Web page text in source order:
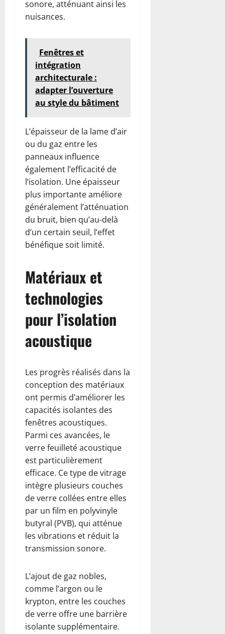
sonore, atténuant ainsi les
nuisances.
Fenêtres et
intégration
architecturale :
adapter l’ouverture
au style du bâtiment
L’épaisseur de la lame d’air
ou du gaz entre les
panneaux influence
également l’efficacité de
l’isolation. Une épaisseur
plus importante améliore
généralement l’atténuation
du bruit, bien qu’au-delà
d’un certain seuil, l’effet
bénéfique soit limité.
Matériaux et
technologies
pour l’isolation
acoustique
Les progrès réalisés dans la
conception des matériaux
ont permis d’améliorer les
capacités isolantes des
fenêtres acoustiques.
Parmi ces avancées, le
verre feuilleté acoustique
est particulièrement
efficace. Ce type de vitrage
intègre plusieurs couches
de verre collées entre elles
par un film en polyvinyle
butyral (PVB), qui atténue
les vibrations et réduit la
transmission sonore.
L’ajout de gaz nobles,
comme l’argon ou le
krypton, entre les couches
de verre offre une barrière
isolante supplémentaire.